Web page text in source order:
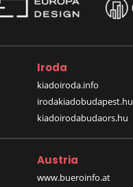
Iroda
kiadoiroda.info
irodakiadobudapest.hu
kiadoirodabudaors.hu
Austria
www.bueroinfo.at